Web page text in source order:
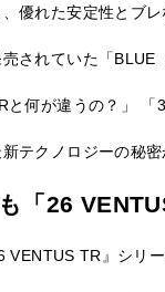
優れた安定性とブ
されていた「BLUE
と何が違うの？」
テクノロジーの秘
「26
VENTUS TR』シリ